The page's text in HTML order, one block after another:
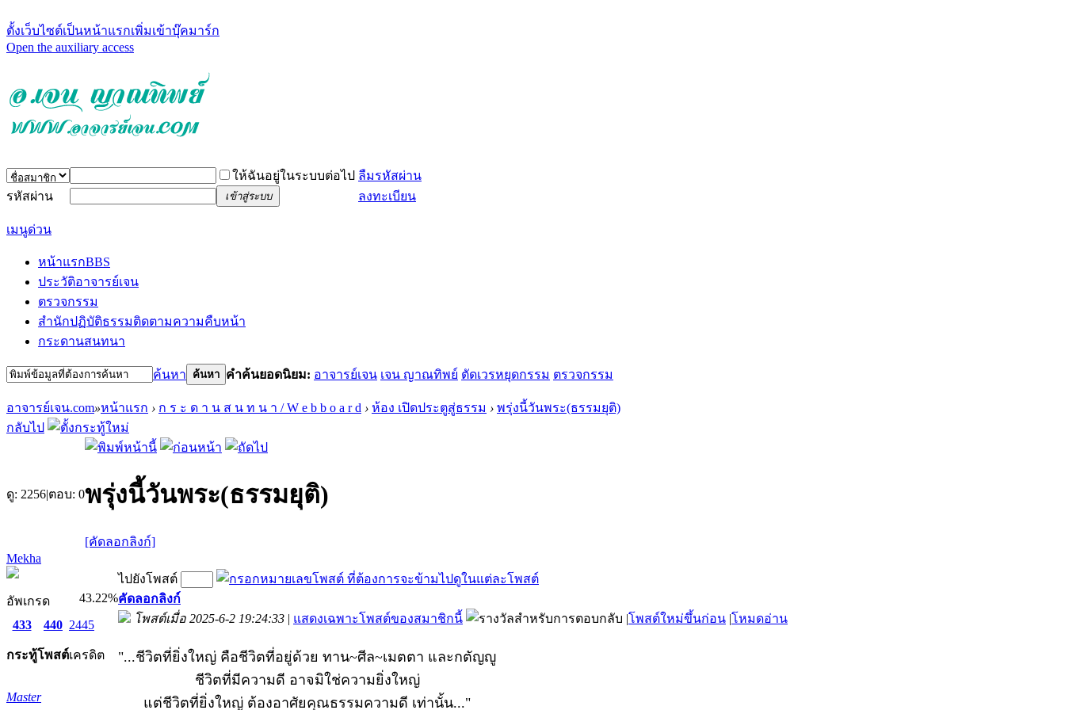
ตั้งเว็บไซต์เป็นหน้าแรกเพิ่มเข้าบุ๊คมาร์ก
Open the auxiliary access
ให้ฉันอยู่ในระบบต่อไป ลืมรหัสผ่าน
รหัสผ่าน
เข้าสู่ระบบ ลงทะเบียน
เมนูด่วน
หน้าแรกBBS
ประวัติอาจารย์เจน
ตรวจกรรม
สำนักปฏิบัติธรรมติดตามความคืบหน้า
กระดานสนทนา
ค้นหา ค้นหา คำค้นยอดนิยม: อาจารย์เจน เจน ญาณทิพย์ ตัดเวรหยุดกรรม ตรวจกรรม
อาจารย์เจน.com»หน้าแรก › ก ร ะ ด า น ส น ท น า / W e b b o a r d › ห้อง เปิดประตูสู่ธรรม › พรุ่งนี้วันพระ(ธรรมยุติ)
กลับไป
ดู: 2256|ตอบ: 0พรุ่งนี้วันพระ(ธรรมยุติ)
[คัดลอกลิงก์]
Mekha
อัพเกรด
43.22%
433
กระทู้
440
โพสต์
2445
เครดิต
Master
ไปยังโพสต์
คัดลอกลิงก์
โพสต์เมื่อ 2025-6-2 19:24:33 | แสดงเฉพาะโพสต์ของสมาชิกนี้ |โพสต์ใหม่ขึ้นก่อน |โหมดอ่าน
"...ชีวิตที่ยิ่งใหญ่ คือชีวิตที่อยู่ด้วย ทาน~ศีล~เมตตา และกตัญญู
ชีวิตที่มีความดี อาจมิใช่ความยิ่งใหญ่
แต่ชีวิตที่ยิ่งใหญ่ ต้องอาศัยคุณธรรมความดี เท่านั้น..."